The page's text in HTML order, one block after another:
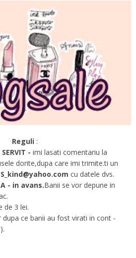
Reguli :
- imi lasati comentariu la
dorite,dupa care imi trimite.ti un
cu datele dvs.
- in avans.Banii se vor depune in
de 3 lei.
ce banii au fost virati in cont -